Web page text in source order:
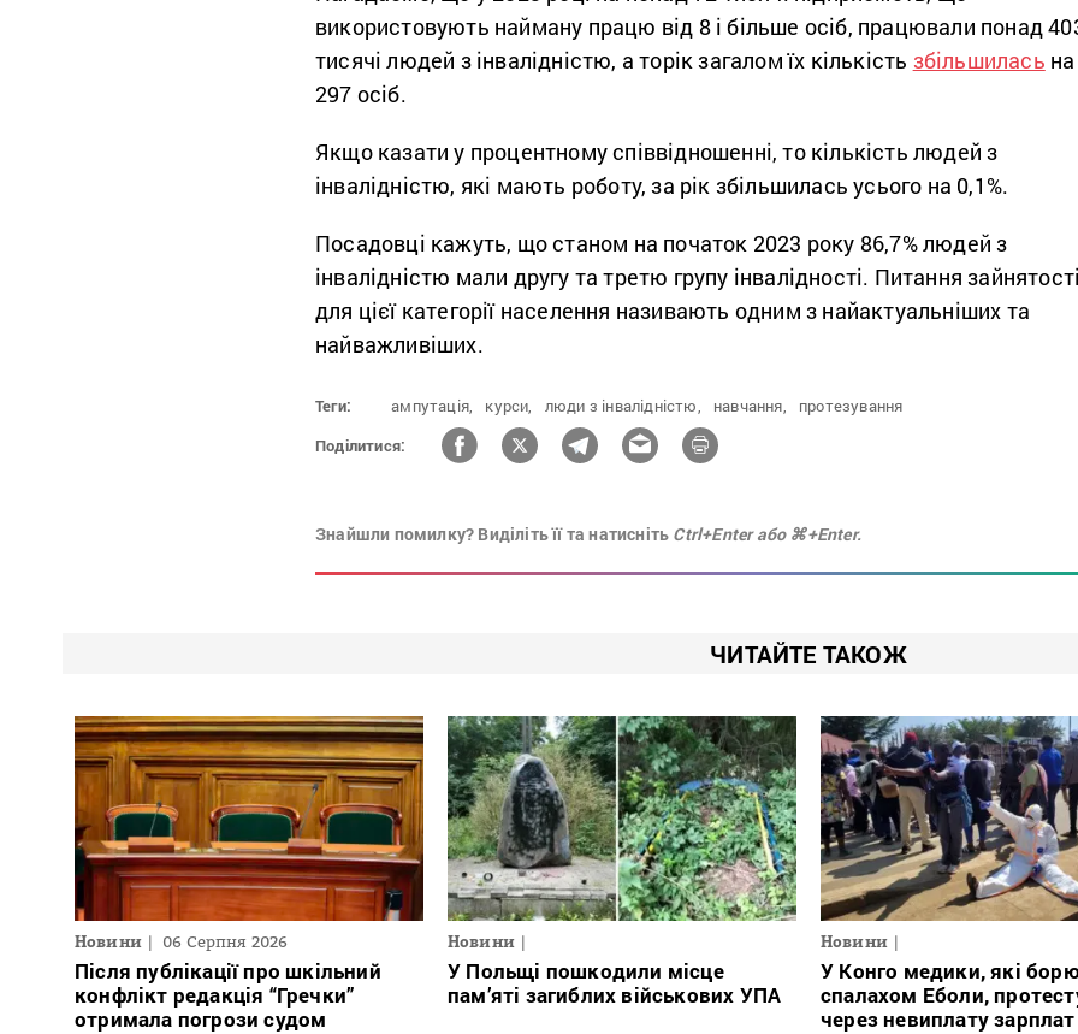
використовують найману працю від 8 і більше осіб, працювали понад
тисячі людей з інвалідністю, а торік загалом їх кількість збільшилась на
297 осіб.
Якщо казати у процентному співвідношенні, то кількість людей з
інвалідністю, які мають роботу, за рік збільшилась усього на 0,1%.
Посадовці кажуть, що станом на початок 2023 року 86,7% людей з
інвалідністю мали другу та третю групу інвалідності. Питання
для цієї категорії населення називають одним з найактуальніших та
найважливіших.
Теги: ампутація, курси, люди з інвалідністю, навчання,
протезування
Поділитися:
Знайшли помилку? Виділіть її та натисніть Ctrl+Enter або ⌘+Enter.
ЧИТАЙТЕ ТАКОЖ
Новини 06 Серпня 2026
Після публікації про шкільний
конфлікт редакція “Гречки”
отримала погрози судом
Новини
У Польщі пошкодили місце
пам’яті загиблих військових УПА
Новини
У Конго медики, які
спалахом Еболи,
через невиплату зарплат